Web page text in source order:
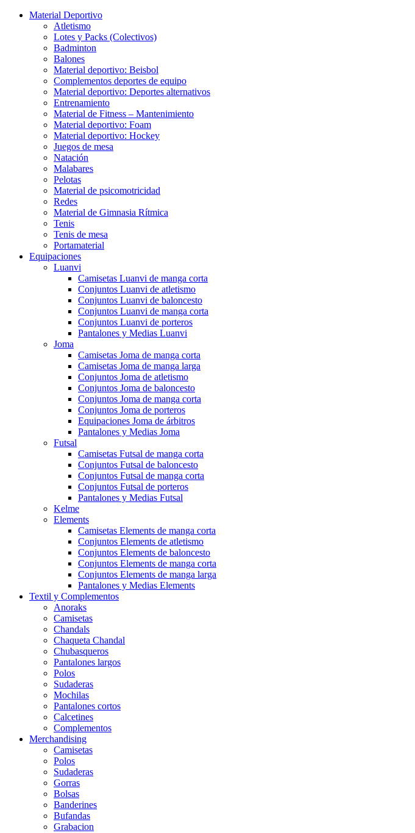
Material Deportivo
Atletismo
Lotes y Packs (Colectivos)
Badminton
Balones
Material deportivo: Beisbol
Complementos deportes de equipo
Material deportivo: Deportes alternativos
Entrenamiento
Material de Fitness – Mantenimiento
Material deportivo: Foam
Material deportivo: Hockey
Juegos de mesa
Natación
Malabares
Pelotas
Material de psicomotricidad
Redes
Material de Gimnasia Rítmica
Tenis
Tenis de mesa
Portamaterial
Equipaciones
Luanvi
Camisetas Luanvi de manga corta
Conjuntos Luanvi de atletismo
Conjuntos Luanvi de baloncesto
Conjuntos Luanvi de manga corta
Conjuntos Luanvi de porteros
Pantalones y Medias Luanvi
Joma
Camisetas Joma de manga corta
Camisetas Joma de manga larga
Conjuntos Joma de atletismo
Conjuntos Joma de baloncesto
Conjuntos Joma de manga corta
Conjuntos Joma de porteros
Equipaciones Joma de árbitros
Pantalones y Medias Joma
Futsal
Camisetas Futsal de manga corta
Conjuntos Futsal de baloncesto
Conjuntos Futsal de manga corta
Conjuntos Futsal de porteros
Pantalones y Medias Futsal
Kelme
Elements
Camisetas Elements de manga corta
Conjuntos Elements de atletismo
Conjuntos Elements de baloncesto
Conjuntos Elements de manga corta
Conjuntos Elements de manga larga
Pantalones y Medias Elements
Textil y Complementos
Anoraks
Camisetas
Chandals
Chaqueta Chandal
Chubasqueros
Pantalones largos
Polos
Sudaderas
Mochilas
Pantalones cortos
Calcetines
Complementos
Merchandising
Camisetas
Polos
Sudaderas
Gorras
Bolsas
Banderines
Bufandas
Grabacion